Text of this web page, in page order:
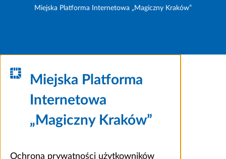
Miejska Platforma Internetowa „Magiczny Kraków”
Miejska Platforma
Internetowa
„Magiczny Kraków”
Ochrona prywatności użytkowników